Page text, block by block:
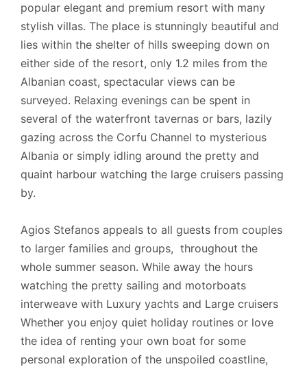
popular elegant and premium resort with many
stylish villas. The place is stunningly beautiful and
lies within the shelter of hills sweeping down on
either side of the resort, only 1.2 miles from the
Albanian coast, spectacular views can be
surveyed. Relaxing evenings can be spent in
several of the waterfront tavernas or bars, lazily
gazing across the Corfu Channel to mysterious
Albania or simply idling around the pretty and
quaint harbour watching the large cruisers passing
by.
Agios Stefanos appeals to all guests from couples
to larger families and groups, throughout the
whole summer season. While away the hours
watching the pretty sailing and motorboats
interweave with Luxury yachts and Large cruisers
Whether you enjoy quiet holiday routines or love
the idea of renting your own boat for some
personal exploration of the unspoiled coastline,